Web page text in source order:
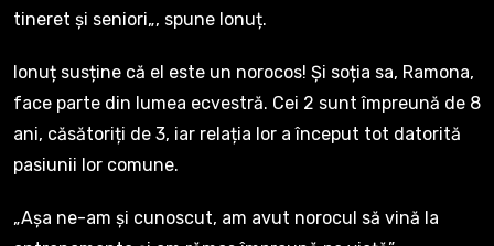
tineret și seniori„, spune Ionuț.
Ionuț susține că el este un norocos! Și soția sa, Ramona,
face parte din lumea ecvestră. Cei 2 sunt împreună de 8
ani, căsătoriți de 3, iar relația lor a început tot datorită
pasiunii lor comune.
„Așa ne-am și cunoscut, am avut norocul să vină la